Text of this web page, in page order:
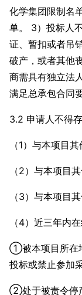
化学集团限制名
单。 3）投标人
证、暂扣或者吊
破产，或者其他
商需具有独立法
满足总承包合同要
3.2 申请人不得
（1）与本项目
（2）与本项目
（3）与本项目
（4）近三年内
①被本项目所在
投标或禁止参加
②处于被责令停